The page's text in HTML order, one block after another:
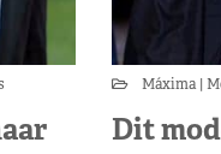
Máxima
Dit